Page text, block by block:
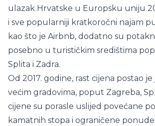
ulazak Hrvatske u Europsku uniju
i sve popularniji kratkoročni najam
kao što je Airbnb, dodatno su
posebno u turističkim središtima
Splita i Zadra.
Od 2017. godine, rast cijena postao je
većim gradovima, poput Zagreba,
cijene su porasle uslijed povećane
kamatnih stopa i ograničene